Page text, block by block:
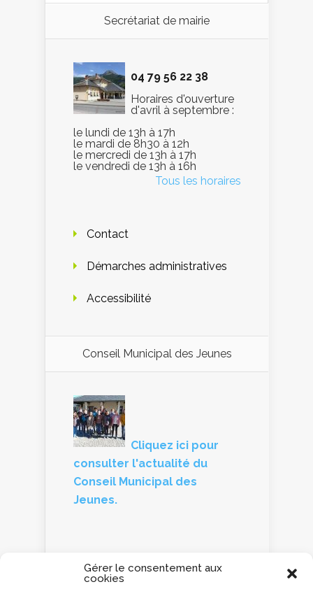
Gérer le consentement aux
cookies
Secrétariat de mairie
04 79 56 22 38
Horaires d'ouverture
d'avril à septembre :
le lundi de 13h à 17h
le mardi de 8h30 à 12h
le mercredi de 13h à 17h
le vendredi de 13h à 16h
Tous les horaires
Contact
Démarches administratives
Accessibilité
Conseil Municipal des Jeunes
Cliquez ici pour
consulter l'actualité du
Conseil Municipal des
Jeunes.
Panneau d'information